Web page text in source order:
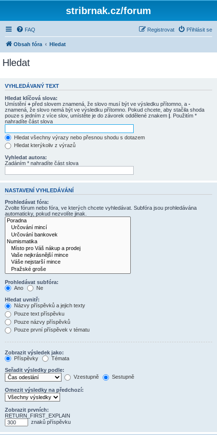
stribrnak.cz/forum
FAQ Přihlásit se
Registrovat
Obsah fóra Hledat
Hledat
VYHLEDÁVANÝ TEXT
Hledat klíčová slova:
Umístění + před slovem znamená, že slovo musí být ve výsledku přítomno, a -
znamená, že slovo nemá být ve výsledku přítomno. Pokud chcete, aby stačila shoda
pouze s jedním z více slov, umístěte je do závorek oddělené znakem | . Použitím *
nahradíte část slova
Hledat všechny výrazy nebo přesnou shodu s dotazem
Hledat kterýkoliv z výrazů
Vyhledat autora:
Zadáním * nahradíte část slova
NASTAVENÍ VYHLEDÁVÁNÍ
Prohledávat fóra:
Zvolte fórum nebo fóra, ve kterých chcete vyhledávat. Subfóra jsou prohledávána
automaticky, pokud nezvolíte jinak.
Prohledávat subfóra:
Ano
Ne
Hledat uvnitř:
Názvy příspěvků a jejich texty
Pouze text příspěvku
Pouze názvy příspěvků
Pouze první příspěvek v tématu
Zobrazit výsledek jako:
Příspěvky
Témata
Seřadit výsledky podle:
Vzestupně
Sestupně
Omezit výsledky na předchozí:
Zobrazit prvních:
RETURN_FIRST_EXPLAIN
znaků příspěvku